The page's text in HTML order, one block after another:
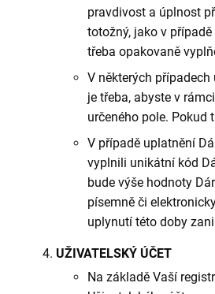
pravdivost a úplnost
totožný, jako v
třeba opakovaně
V některých
je třeba, abyste v
určeného pole. Pokud
V případě uplatnění
vyplnili unikátní kód
bude výše hodnoty
písemně či
uplynutí této doby
UŽIVATELSKÝ ÚČET
Na základě Vaší